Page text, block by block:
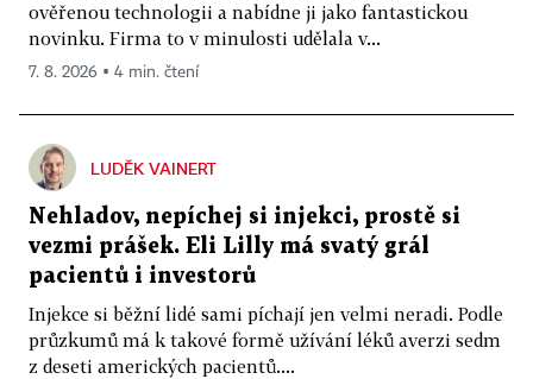
ověřenou technologii a nabídne ji jako fantastickou
novinku. Firma to v minulosti udělala v...
7. 8. 2026 ▪ 4 min. čtení
LUDĚK VAINERT
Nehladov, nepíchej si injekci, prostě si
vezmi prášek. Eli Lilly má svatý grál
pacientů i investorů
Injekce si běžní lidé sami píchají jen velmi neradi. Podle
průzkumů má k takové formě užívání léků averzi sedm
z deseti amerických pacientů....